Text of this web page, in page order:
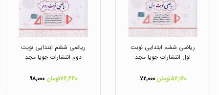
ریاضی ششم ابتدایی نوبت
اول انتشارات جویا مجد
۵۶,۱۶۰تومان ۷۲,۰۰۰
ریاضی ششم ابتدایی نوبت
دوم انتشارات جویا مجد
۷۶,۴۴۰تومان ۹۸,۰۰۰